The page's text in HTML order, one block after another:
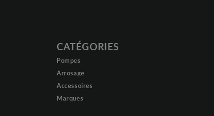
CATÉGORIES
Pompes
Arrosage
Accessoires
Marques